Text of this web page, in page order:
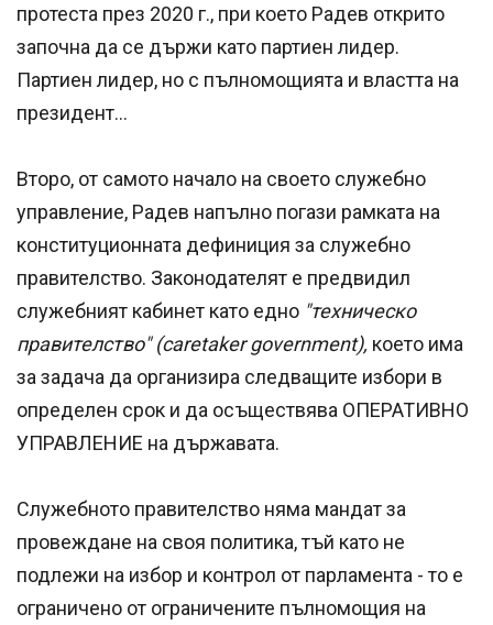
протеста през 2020 г., при което Радев открито
започна да се държи като партиен лидер.
Партиен лидер, но с пълномощията и властта на
президент...
Второ, от самото начало на своето служебно
управление, Радев напълно погази рамката на
конституционната дефиниция за служебно
правителство. Законодателят е предвидил
служебният кабинет като едно "техническо
правителство" (caretaker government), което има
за задача да организира следващите избори в
определен срок и да осъществява ОПЕРАТИВНО
УПРАВЛЕНИЕ на държавата.
Служебното правителство няма мандат за
провеждане на своя политика, тъй като не
подлежи на избор и контрол от парламента - то е
ограничено от ограничените пълномощия на